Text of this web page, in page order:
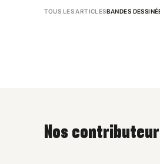
TOUS LES ARTICLESBANDES
Nos